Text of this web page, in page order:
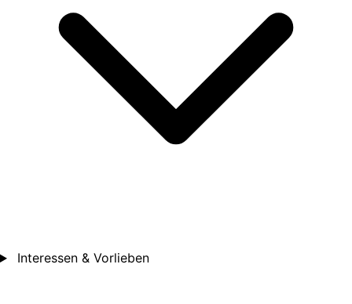
Interessen & Vorlieben